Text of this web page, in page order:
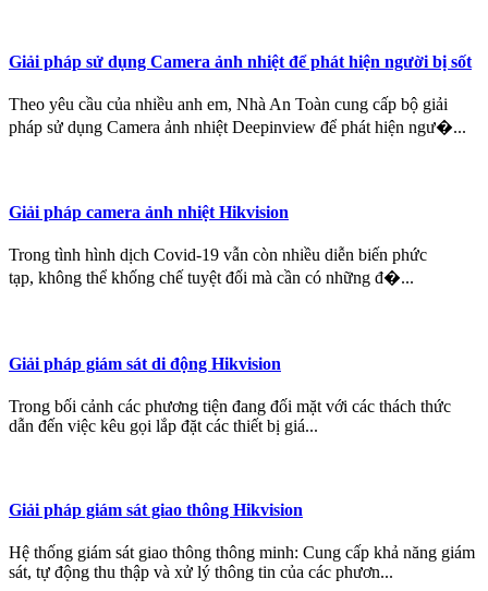
Giải pháp sử dụng Camera ảnh nhiệt để phát hiện người bị sốt
Theo yêu cầu của nhiều anh em, Nhà An Toàn cung cấp bộ giải
pháp sử dụng Camera ảnh nhiệt Deepinview để phát hiện ngư�...
Giải pháp camera ảnh nhiệt Hikvision
Trong tình hình dịch Covid-19 vẫn còn nhiều diễn biến phức
tạp, không thể khống chế tuyệt đối mà cần có những đ�...
Giải pháp giám sát di động Hikvision
Trong bối cảnh các phương tiện đang đối mặt với các thách thức
dẫn đến việc kêu gọi lắp đặt các thiết bị giá...
Giải pháp giám sát giao thông Hikvision
Hệ thống giám sát giao thông thông minh: Cung cấp khả năng giám
sát, tự động thu thập và xử lý thông tin của các phươn...